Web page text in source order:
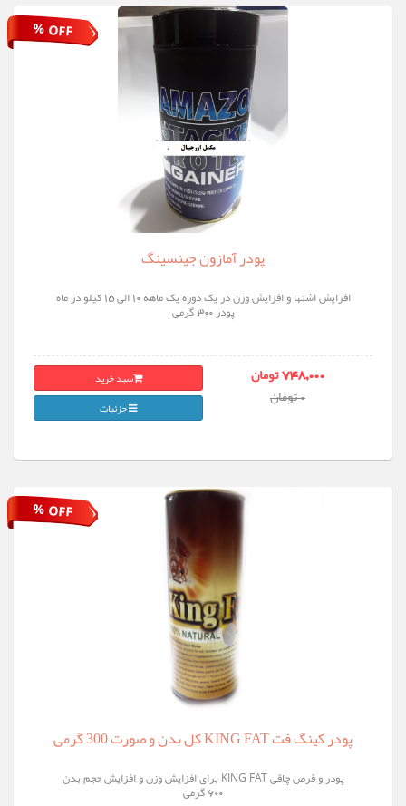
% OFF
پودر آمازون جینسینگ
افزایش اشتها و افزایش وزن در یک دوره یک ماهه 10 الی 15 کیلو در ماه
پودر 300 گرمی
748,000 تومان
0 تومان
سبد خرید
جزئیات
% OFF
پودر کینگ فت KING FAT کل بدن و صورت 300 گرمی
پودر و قرص چاقی KING FAT برای افزایش وزن و افزایش حجم بدن
600 گرمی